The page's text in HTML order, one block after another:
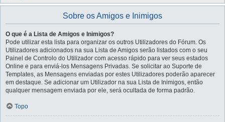
Sobre os Amigos e Inimigos
O que é a Lista de Amigos e Inimigos?
Pode utilizar esta lista para organizar os outros Utilizadores do Fórum. Os
Utilizadores adicionados na sua Lista de Amigos serão listados com o seu
Painel de Controlo do Utilizador com acesso rápido para ver seus estados
Online e para enviá-los Mensagens Privadas. Se solicitar ao Suporte de
Templates, as Mensagens enviadas por estes Utilizadores poderão aparecer
em destaque. Se adicionar um Utilizador na sua Lista de Inimigos, então
qualquer mensagem enviada por ele, será ocultada de forma padrão.
Topo